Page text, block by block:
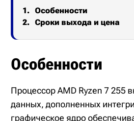
Особенности
Сроки выхода и цена
Особенности
Процессор AMD Ryzen 7 255
данных, дополненных
графическое ядро